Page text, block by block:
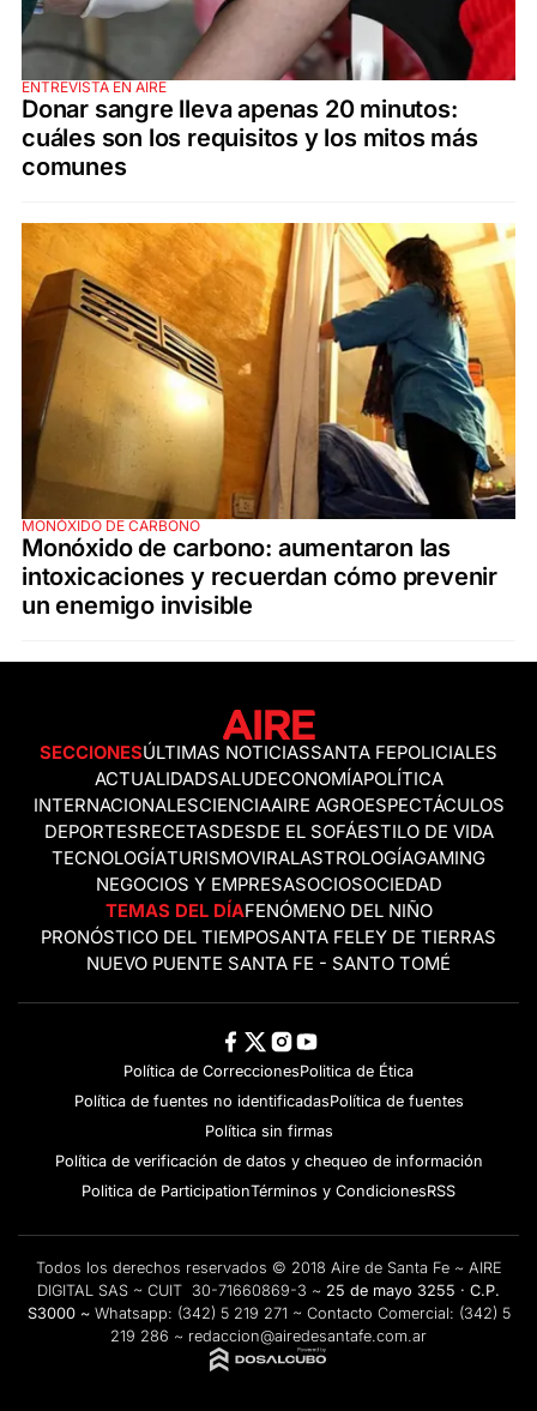
ENTREVISTA EN AIRE
Donar sangre lleva apenas 20 minutos:
cuáles son los requisitos y los mitos más
comunes
MONÓXIDO DE CARBONO
Monóxido de carbono: aumentaron las
intoxicaciones y recuerdan cómo prevenir
un enemigo invisible
SECCIONESÚLTIMAS NOTICIASSANTA FEPOLICIALES
ACTUALIDADSALUDECONOMÍAPOLÍTICA
INTERNACIONALESCIENCIAAIRE AGROESPECTÁCULOS
DEPORTESRECETASDESDE EL SOFÁESTILO DE VIDA
TECNOLOGÍATURISMOVIRALASTROLOGÍAGAMING
NEGOCIOS Y EMPRESASOCIOSOCIEDAD
TEMAS DEL DÍAFENÓMENO DEL NIÑO
PRONÓSTICO DEL TIEMPOSANTA FELEY DE TIERRAS
NUEVO PUENTE SANTA FE - SANTO TOMÉ
Política de CorreccionesPolitica de Ética
Política de fuentes no identificadasPolítica de fuentes
Política sin firmas
Política de verificación de datos y chequeo de información
Politica de ParticipationTérminos y CondicionesRSS
Todos los derechos reservados © 2018 Aire de Santa Fe ~ AIRE
DIGITAL SAS ~ CUIT 30-71660869-3 ~ 25 de mayo 3255 · C.P.
S3000 ~ Whatsapp: (342) 5 219 271 ~ Contacto Comercial: (342) 5
219 286 ~ redaccion@airedesantafe.com.ar